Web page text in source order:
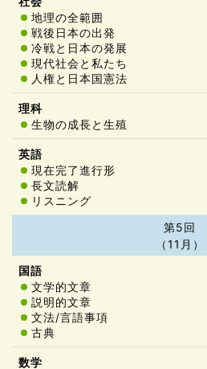
地理の全範囲
戦後日本の出発
冷戦と日本の発展
現代社会と私たち
人権と日本国憲法
生物の成長と生殖
現在完了進行形
長文読解
リスニング
第5回
（11月）
文学的文章
説明的文章
文法/言語事項
古典